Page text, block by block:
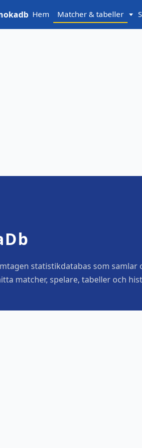
Hem Matcher & tabeller
statistikdatabas som
matcher, spelare, tabeller och